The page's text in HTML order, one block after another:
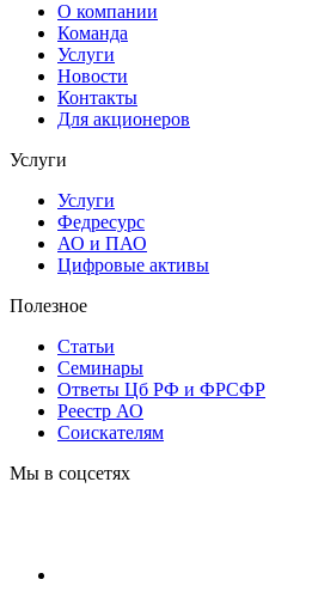
О компании
Команда
Услуги
Новости
Контакты
Для акционеров
Услуги
Услуги
Федресурс
АО и ПАО
Цифровые активы
Полезное
Статьи
Cеминары
Ответы Цб РФ и ФРСФР
Реестр АО
Соискателям
Мы в соцсетях